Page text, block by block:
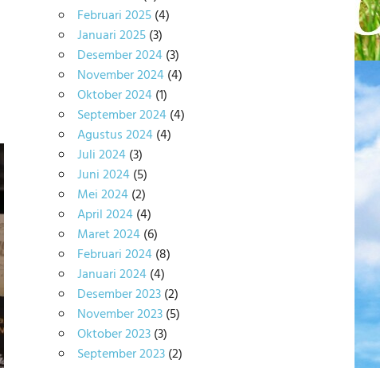
Februari 2025(4)
Januari 2025(3)
Desember 2024(3)
November 2024(4)
Oktober 2024(1)
September 2024(4)
Agustus 2024(4)
Juli 2024(3)
Juni 2024(5)
Mei 2024(2)
April 2024(4)
Maret 2024(6)
Februari 2024(8)
Januari 2024(4)
Desember 2023(2)
November 2023(5)
Oktober 2023(3)
September 2023(2)